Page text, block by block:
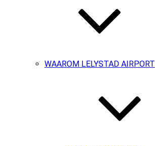
WAAROM LELYSTAD AIRPORT